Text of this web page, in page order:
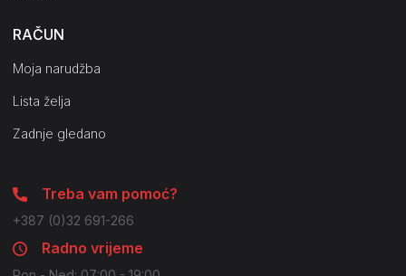
RAČUN
Moja narudžba
Lista želja
Zadnje gledano
Treba vam pomoć?
+387 (0)32 691-266
Radno vrijeme